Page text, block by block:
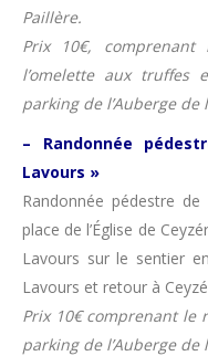
Paillère.
Prix 10€,
l’omelette aux truffes
parking de l’Auberge de
– Randonnée
Lavours »
Randonnée pédestre
place de l’Église de
Lavours sur le sentier
Lavours et retour à
Prix 10€ comprenant le
parking de l’Auberge de